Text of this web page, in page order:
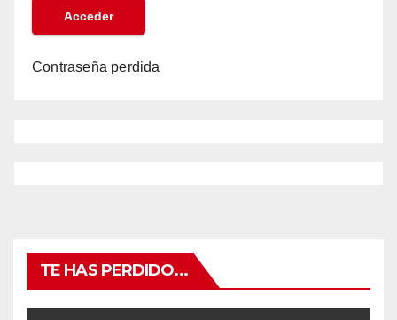
Contraseña perdida
TE HAS PERDIDO...